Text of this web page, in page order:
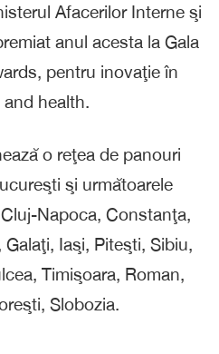
Afacerilor Interne şi
anul acesta la Gala
pentru inovaţie în
health.
o reţea de panouri
şi următoarele
Napoca, Constanţa,
Iaşi, Piteşti, Sibiu,
Timişoara, Roman,
Slobozia.